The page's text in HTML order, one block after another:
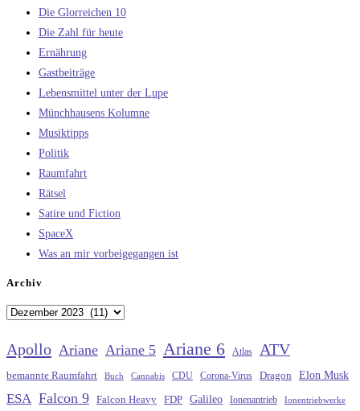
Die Glorreichen 10
Die Zahl für heute
Ernährung
Gastbeiträge
Lebensmittel unter der Lupe
Münchhausens Kolumne
Musiktipps
Politik
Raumfahrt
Rätsel
Satire und Fiction
SpaceX
Was an mir vorbeigegangen ist
Archiv
Archiv
Apollo Ariane Ariane 5 Ariane 6 Atlas ATV
bemannte Raumfahrt Buch Cannabis CDU Corona-Virus Dragon Elon Musk
ESA Falcon 9 Falcon Heavy FDP Galileo Ionenantrieb Ionentriebwerke